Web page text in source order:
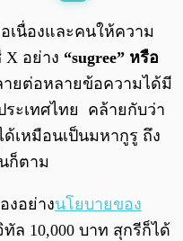
0:00 /
เนื่องและคนให้ความ
อย่าง “sugree” หรือ
ยต่อหลายข้อความได้มี
ะเทศไทย คล้ายกับว่า
เหมือนเป็นมหากูรู ถึง
ก็ตาม
งอย่างนโยบายของ
ล 10,000 บาท สุกรีก็ได้